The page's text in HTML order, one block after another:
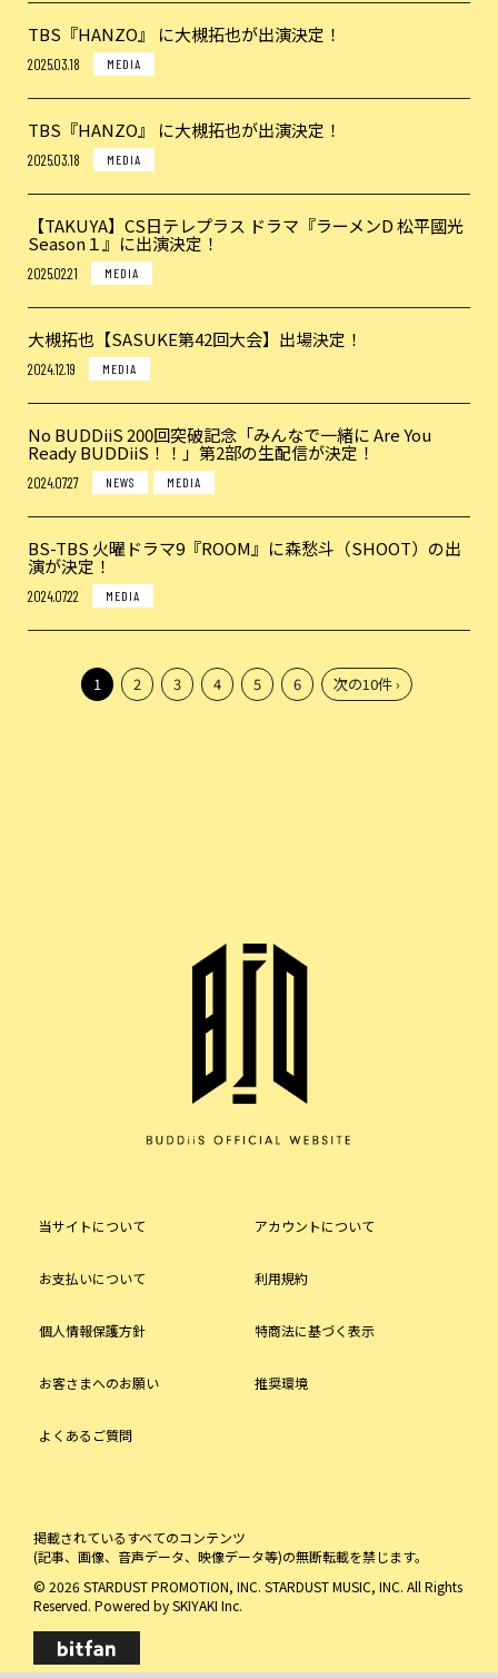
TBS『HANZO』 に大槻拓也が出演決定！
2025.03.18 MEDIA
TBS『HANZO』 に大槻拓也が出演決定！
2025.03.18 MEDIA
【TAKUYA】CS日テレプラス ドラマ『ラーメンD 松平國光
Season１』に出演決定！
2025.02.21 MEDIA
大槻拓也【SASUKE第42回大会】出場決定！
2024.12.19 MEDIA
No BUDDiiS 200回突破記念「みんなで一緒に Are You
Ready BUDDiiS！！」第2部の生配信が決定！
2024.07.27 NEWS MEDIA
BS-TBS 火曜ドラマ9『ROOM』に森愁斗（SHOOT）の出
演が決定！
2024.07.22 MEDIA
1 2 3 4 5 6 次の10件 ›
当サイトについて アカウントについて
お支払いについて 利用規約
個人情報保護方針 特商法に基づく表示
お客さまへのお願い 推奨環境
よくあるご質問
掲載されているすべてのコンテンツ
(記事、画像、音声データ、映像データ等)の無断転載を禁じます。
© 2026 STARDUST PROMOTION, INC. STARDUST MUSIC, INC. All Rights
Reserved. Powered bySKIYAKI Inc.